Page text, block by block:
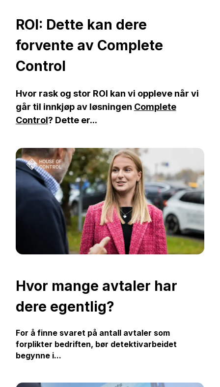
ROI: Dette kan dere
forvente av Complete
Control
Hvor rask og stor ROI kan vi oppleve når vi
går til innkjøp av løsningen Complete
Control? Dette er...
Hvor mange avtaler har
dere egentlig?
For å finne svaret på antall avtaler som
forplikter bedriften, bør detektivarbeidet
begynne i...